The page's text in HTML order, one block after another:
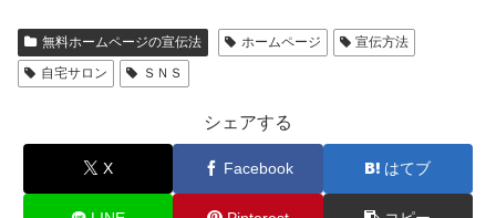
無料ホームページの宣伝法 ホームページ
宣伝方法
自宅サロン
ＳＮＳ
シェアする
X Facebook はてブ